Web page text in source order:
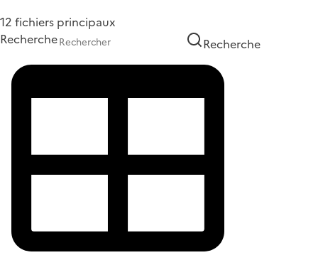
12 fichiers principaux
Recherche
Recherche